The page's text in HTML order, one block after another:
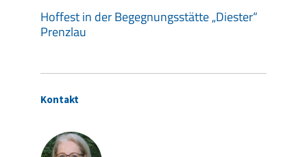
Hoffest in der Begegnungsstätte „Diester“
Prenzlau
Kontakt